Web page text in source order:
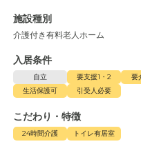
施設種別
介護付き有料老人ホーム
入居条件
自立 要支援1・2 要
生活保護可
引受人必要
こだわり・特徴
24時間介護 トイレ有居室